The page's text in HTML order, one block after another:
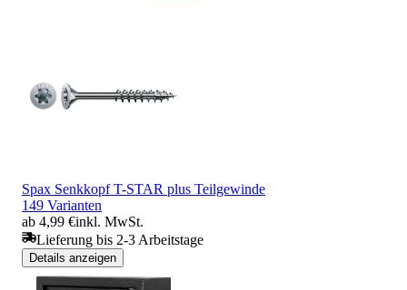
Spax Senkkopf T-STAR plus Teilgewinde
149 Varianten
ab 4,99 €inkl. MwSt.
Lieferung bis 2-3 Arbeitstage
Details anzeigen